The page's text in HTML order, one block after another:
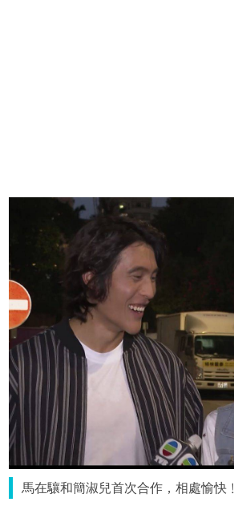
馬在驤和簡淑兒首次合作，相處愉快﹗